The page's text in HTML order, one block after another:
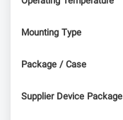
Mounting Type
Package / Case
Supplier Device Package